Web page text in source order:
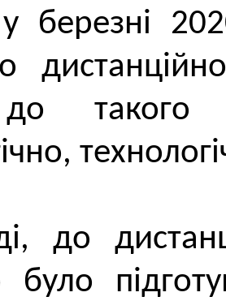
у березні
до такого
до
було